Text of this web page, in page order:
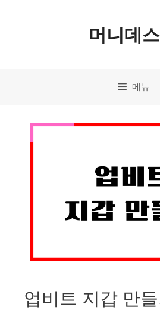
머니데
메뉴
업비트 지갑 만